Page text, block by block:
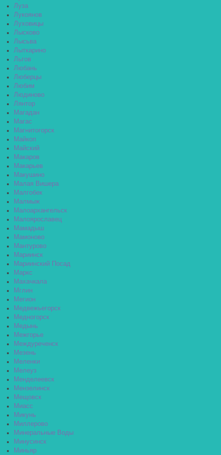
Луза
Лукоянов
Луховицы
Лысково
Лысьва
Лыткарино
Льгов
Любань
Люберцы
Любим
Людиново
Лянтор
Магадан
Магас
Магнитогорск
Майкоп
Майский
Макаров
Макарьев
Макушино
Малая Вишера
Малгобек
Малмыж
Малоархангельск
Малоярославец
Мамадыш
Мамоново
Мантурово
Мариинск
Мариинский Посад
Маркс
Махачкала
Мглин
Мегион
Медвежьегорск
Медногорск
Медынь
Межгорье
Междуреченск
Мезень
Меленки
Мелеуз
Менделеевск
Мензелинск
Мещовск
Миасс
Микунь
Миллерово
Минеральные Воды
Минусинск
Миньяр